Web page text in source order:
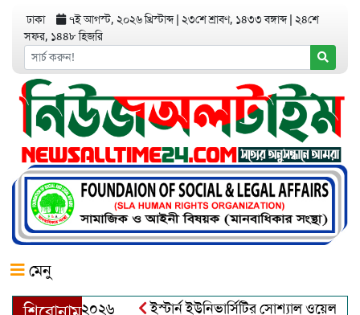
ঢাকা ৭ই আগস্ট, ২০২৬ খ্রিস্টাব্দ ২৩শে শ্রাবণ, ১৪৩৩ বঙ্গাব্দ ২৪শে
সফর, ১৪৪৮ হিজরি
মেনু
ইস্টার্ন ইউনিভার্সিটির সোশ্যাল ওয়েলফেয়ার